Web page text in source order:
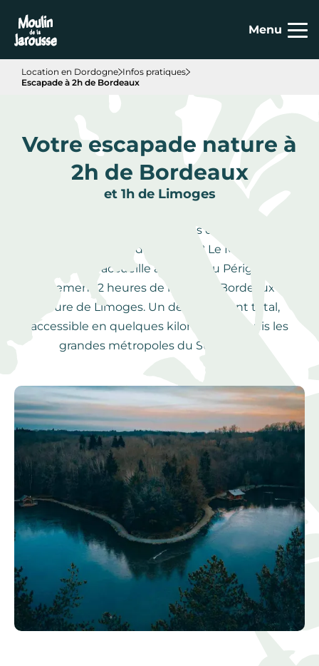
Menu
Location en Dordogne Infos pratiques
Escapade à 2h de Bordeaux
Votre escapade nature à
2h de Bordeaux
et 1h de Limoges
Envie de vous évader le temps d'un week-end
sans partir au bout du monde ? Le Moulin de la
Jarousse vous accueille au cœur du Périgord Vert,
à seulement 2 heures de route de Bordeaux et 1
heure de Limoges. Un dépaysement total,
accessible en quelques kilomètres depuis les
grandes métropoles du Sud-Ouest.